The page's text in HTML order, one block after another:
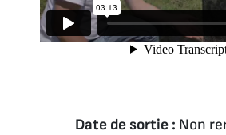
Date de sortie : Non